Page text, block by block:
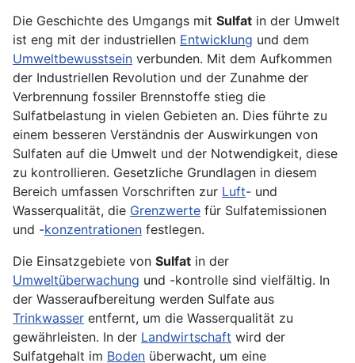
Die Geschichte des Umgangs mit Sulfat in der Umwelt
ist eng mit der industriellen Entwicklung und dem
Umweltbewusstsein verbunden. Mit dem Aufkommen
der Industriellen Revolution und der Zunahme der
Verbrennung fossiler Brennstoffe stieg die
Sulfatbelastung in vielen Gebieten an. Dies führte zu
einem besseren Verständnis der Auswirkungen von
Sulfaten auf die Umwelt und der Notwendigkeit, diese
zu kontrollieren. Gesetzliche Grundlagen in diesem
Bereich umfassen Vorschriften zur Luft- und
Wasserqualität, die Grenzwerte für Sulfatemissionen
und -konzentrationen festlegen.
Die Einsatzgebiete von Sulfat in der
Umweltüberwachung und -kontrolle sind vielfältig. In
der Wasseraufbereitung werden Sulfate aus
Trinkwasser entfernt, um die Wasserqualität zu
gewährleisten. In der Landwirtschaft wird der
Sulfatgehalt im Boden überwacht, um eine